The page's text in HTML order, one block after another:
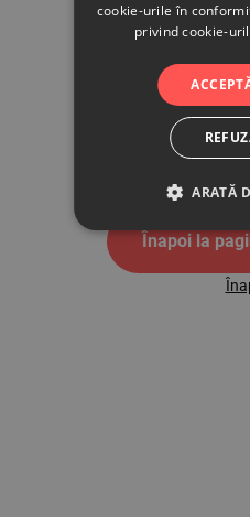
Înapoi la
cookie-urile în
privind cookie-
ARATĂ